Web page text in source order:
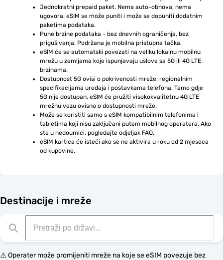
Jednokratni prepaid paket. Nema auto-obnova, nema
ugovora. eSIM se može puniti i može se dopuniti dodatnim
paketima podataka.
Pune brzine podataka - bez dnevnih ograničenja, bez
prigušivanja. Podržana je mobilna pristupna tačka.
eSIM će se automatski povezati na veliku lokalnu mobilnu
mrežu u zemljama koje ispunjavaju uslove sa 5G ili 4G LTE
brzinama.
Dostupnost 5G ovisi o pokrivenosti mreže, regionalnim
specifikacijama uređaja i postavkama telefona. Tamo gdje
5G nije dostupan, eSIM će pružiti visokokvalitetnu 4G LTE
mrežnu vezu ovisno o dostupnosti mreže.
Može se koristiti samo s eSIM kompatibilnim telefonima i
tabletima koji nisu zaključani putem mobilnog operatera. Ako
ste u nedoumici, pogledajte odjeljak FAQ.
eSIM kartica će isteći ako se ne aktivira u roku od 2 mjeseca
od kupovine.
Destinacije i mreže
⚠️ Operater može promijeniti mreže na koje se eSIM povezuje bez